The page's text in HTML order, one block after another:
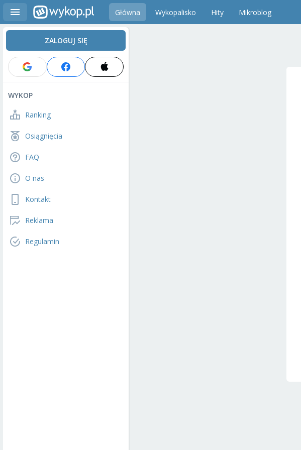
Główna Wykopalisko Hity Mikroblog
ZALOGUJ SIĘ
WYKOP
Ranking
Osiągnięcia
FAQ
O nas
Kontakt
Reklama
Regulamin